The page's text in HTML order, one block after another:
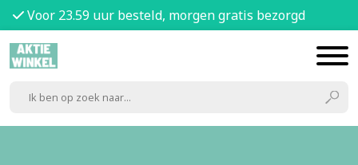
Voor 23.59 uur besteld, morgen gratis bezorgd